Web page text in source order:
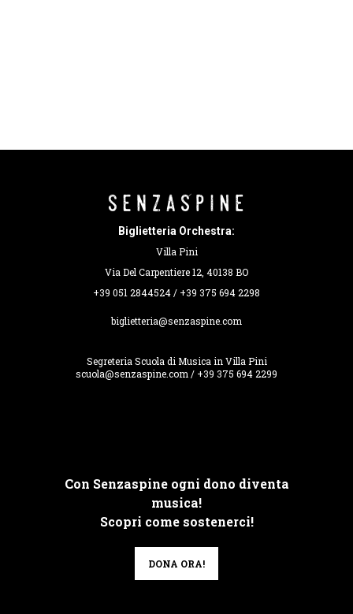
Biglietteria Orchestra:
Villa Pini
Via Del Carpentiere 12, 40138 BO
+39 051 2844524 / +39 375 694 2298
biglietteria@senzaspine.com
Segreteria Scuola di Musica in Villa Pini
scuola@senzaspine.com / +39 375 694 2299
Con Senzaspine ogni dono diventa
musica!
Scopri come sostenerci!
DONA ORA!